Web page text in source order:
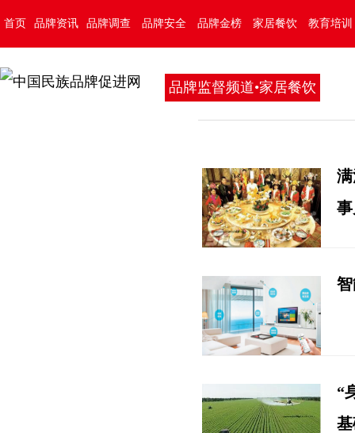
首页 品牌资讯 品牌调查 品牌安全 品牌金榜 家居餐饮 教育培训
品牌监督频道•家居餐饮
“